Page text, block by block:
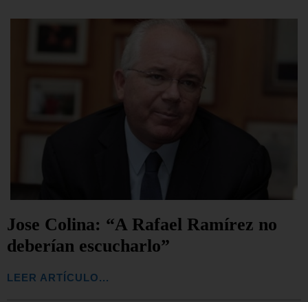
Jose Colina: “A Rafael Ramírez no
deberían escucharlo”
LEER ARTÍCULO...